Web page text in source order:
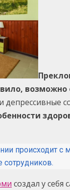
депрессивные
происходит с
сотрудников.
создал у